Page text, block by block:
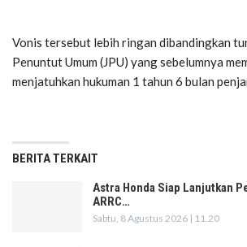
Vonis tersebut lebih ringan dibandingkan
Penuntut Umum (JPU) yang sebelumnya
menjatuhkan hukuman 1 tahun 6 bulan
BERITA TERKAIT
Astra Honda Siap Lanjutkan
ARRC…
Sabtu, 8 Agustus 2026 | 11.20